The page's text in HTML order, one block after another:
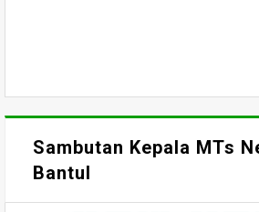
Sambutan Kepala MTs
Bantul